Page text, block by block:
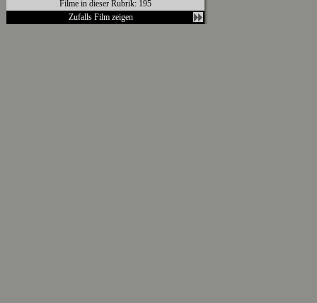
Filme in dieser Rubrik: 195
Zufalls Film zeigen